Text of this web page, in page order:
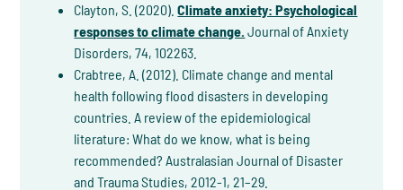
Clayton, S. (2020).Climate anxiety: Psychological
responses to climate change. Journal of Anxiety
Disorders, 74, 102263.
Crabtree, A. (2012). Climate change and mental
health following flood disasters in developing
countries. A review of the epidemiological
literature: What do we know, what is being
recommended? Australasian Journal of Disaster
and Trauma Studies, 2012-1, 21–29.